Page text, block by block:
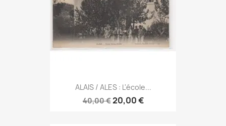
ALAIS / ALES : L'école...
40,00 €20,00 €